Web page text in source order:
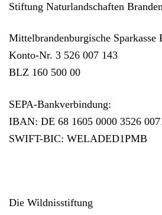
Stiftung Naturlandschaften
Mittelbrandenburgische Sparkasse
Konto-Nr. 3 526 007 143
BLZ 160 500 00
SEPA-Bankverbindung:
IBAN: DE 68 1605 0000 3526
SWIFT-BIC: WELADED1PMB
Die Wildnisstiftung